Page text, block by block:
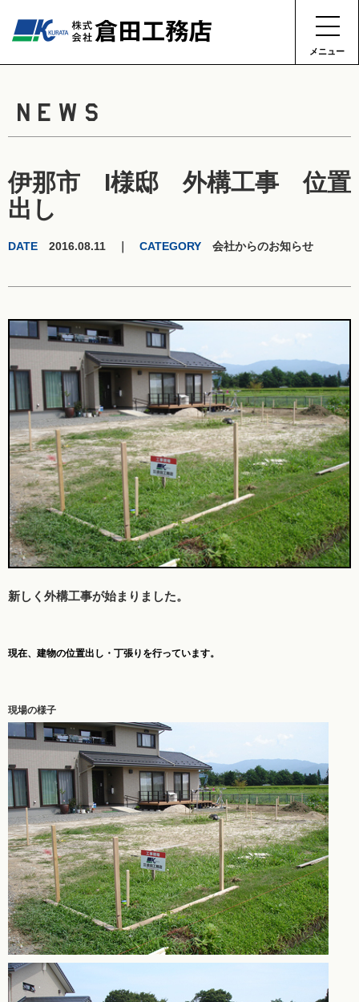
メニュー
NEWS
伊那市 I様邸 外構工事 位置
出し
DATE 2016.08.11 ｜ CATEGORY 会社からのお知らせ
新しく外構工事が始まりました。
現在、建物の位置出し・ 丁張り を行っています。
現場の様子